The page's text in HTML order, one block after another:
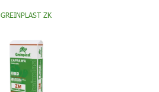
GREINPLAST ZK